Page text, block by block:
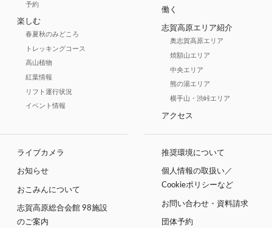
予約
楽しむ
春夏秋のみどころ
トレッキングコース
高山植物
紅葉情報
リフト運行状況
イベント情報
働く
志賀高原エリア紹介
奥志賀高原エリア
焼額山エリア
中央エリア
熊の湯エリア
横手山・渋峠エリア
アクセス
ライブカメラ
お知らせ
おこみんについて
志賀高原総合会館 98施設
のご案内
推奨環境について
個人情報の取扱い／
Cookieポリシーなど
お問い合わせ・資料請求
団体予約